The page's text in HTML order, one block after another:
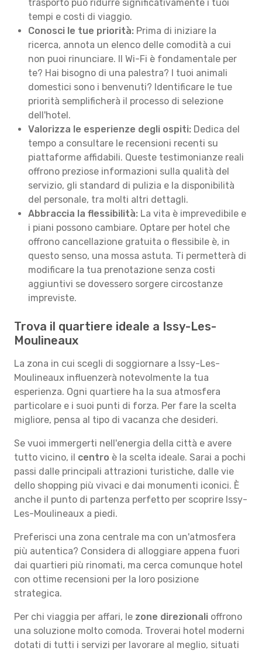
trasporto può ridurre significativamente i tuoi
tempi e costi di viaggio.
Conosci le tue priorità: Prima di iniziare la
ricerca, annota un elenco delle comodità a cui
non puoi rinunciare. Il Wi-Fi è fondamentale per
te? Hai bisogno di una palestra? I tuoi animali
domestici sono i benvenuti? Identificare le tue
priorità semplificherà il processo di selezione
dell'hotel.
Valorizza le esperienze degli ospiti: Dedica del
tempo a consultare le recensioni recenti su
piattaforme affidabili. Queste testimonianze reali
offrono preziose informazioni sulla qualità del
servizio, gli standard di pulizia e la disponibilità
del personale, tra molti altri dettagli.
Abbraccia la flessibilità: La vita è imprevedibile e
i piani possono cambiare. Optare per hotel che
offrono cancellazione gratuita o flessibile è, in
questo senso, una mossa astuta. Ti permetterà di
modificare la tua prenotazione senza costi
aggiuntivi se dovessero sorgere circostanze
impreviste.
Trova il quartiere ideale a Issy-Les-
Moulineaux
La zona in cui scegli di soggiornare a Issy-Les-
Moulineaux influenzerà notevolmente la tua
esperienza. Ogni quartiere ha la sua atmosfera
particolare e i suoi punti di forza. Per fare la scelta
migliore, pensa al tipo di vacanza che desideri.
Se vuoi immergerti nell'energia della città e avere
tutto vicino, il centro è la scelta ideale. Sarai a pochi
passi dalle principali attrazioni turistiche, dalle vie
dello shopping più vivaci e dai monumenti iconici. È
anche il punto di partenza perfetto per scoprire Issy-
Les-Moulineaux a piedi.
Preferisci una zona centrale ma con un'atmosfera
più autentica? Considera di alloggiare appena fuori
dai quartieri più rinomati, ma cerca comunque hotel
con ottime recensioni per la loro posizione
strategica.
Per chi viaggia per affari, le zone direzionali offrono
una soluzione molto comoda. Troverai hotel moderni
dotati di tutti i servizi per lavorare al meglio, situati